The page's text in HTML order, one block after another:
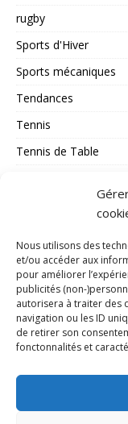
Nous utilisons des
et/ou accéder aux
pour améliorer
publicités (non-
autorisera à traiter des
navigation ou les ID
de retirer son
fonctonnalités et
rugby
Sports d'Hiver
Sports mécaniques
Tendances
Tennis
Tennis de Table
volley_ball
water-polo
MÉTA
Flux des